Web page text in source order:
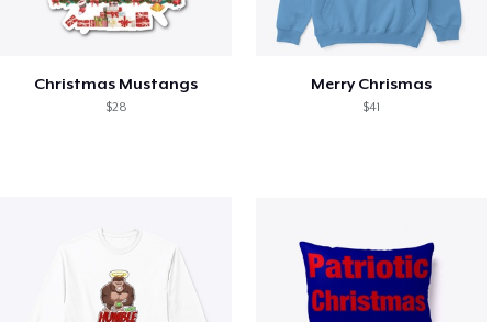
Christmas Mustangs
$28
Merry Chrismas
$41